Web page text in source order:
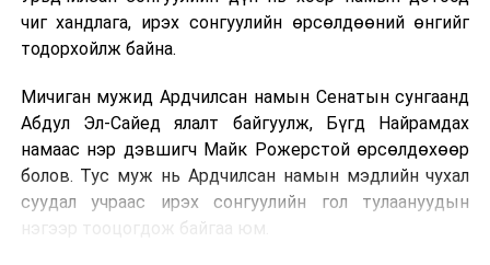
Самсунг компанийн өв залгамжлагч хээл хахуулийн
хэргээр шоронд хоригдох ял авчээ
ӨМНӨХ МЭДЭЭ
Авлигатай тэмцэх хүчирхэг шинэ агентлаг Өмнөд
Солонгост удахгүй нээгдэнэ
чиг хандлага, ирэх сонгуулийн өрсөлдөөний өнгийг
тодорхойлж байна.
Мичиган мужид Ардчилсан намын Сенатын сунгаанд
Абдул Эл-Сайед ялалт байгуулж, Бүгд Найрамдах
намаас нэр дэвшигч Майк Рожерстой өрсөлдөхөөр
болов. Тус муж нь Ардчилсан намын мэдлийн чухал
суудал учраас ирэх сонгуулийн гол тулаануудын
нэгээр тооцогдож байгаа юм.